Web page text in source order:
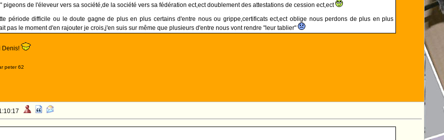
pigeons de l'éleveur vers sa société,de la société vers sa fédération ect,ect doublement des attestations de cession ect,ect
période difficile ou le doute gagne de plus en plus certains d'entre nous ou grippe,certificats ect,ect oblige nous perdons de plus en plus
pas le moment d'en rajouter je crois,j'en suis sur même que plusieurs d'entre nous vont rendre "leur tablier"
Denis!
peter 62